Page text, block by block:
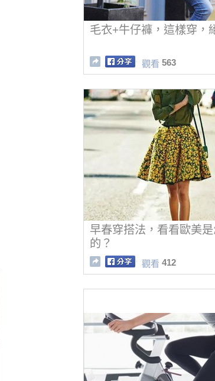
毛衣+牛仔褲，這樣穿，
觀看 563
早春穿搭法，看看歐美
的？
觀看 412